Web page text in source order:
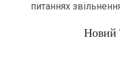
питаннях
Новий